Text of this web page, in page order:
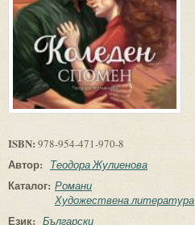
ISBN: 978-954-471-970-8
Автор: Теодора Жулиенова
Каталог: Романи
Художествена литература
Език: Български